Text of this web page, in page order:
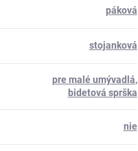
páková
stojanková
pre malé umývadlá,
bidetová sprška
nie